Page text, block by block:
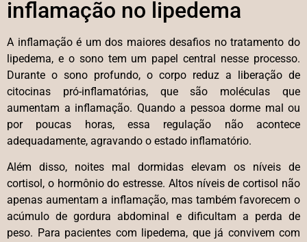
inflamação no lipedema
A inflamação é um dos maiores desafios no tratamento do
lipedema, e o sono tem um papel central nesse processo.
Durante o sono profundo, o corpo reduz a liberação de
citocinas pró-inflamatórias, que são moléculas que
aumentam a inflamação. Quando a pessoa dorme mal ou
por poucas horas, essa regulação não acontece
adequadamente, agravando o estado inflamatório.
Além disso, noites mal dormidas elevam os níveis de
cortisol, o hormônio do estresse. Altos níveis de cortisol não
apenas aumentam a inflamação, mas também favorecem o
acúmulo de gordura abdominal e dificultam a perda de
peso. Para pacientes com lipedema, que já convivem com